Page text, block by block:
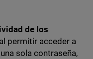
de los
al permitir acceder a
sola contraseña,